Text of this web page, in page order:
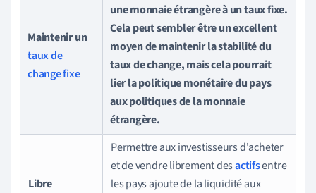
Maintenir un
taux de
change fixe
une monnaie étrangère à un taux fixe.
Cela peut sembler être un excellent
moyen de maintenir la stabilité du
taux de change, mais cela pourrait
lier la politique monétaire du pays
aux politiques de la monnaie
étrangère.
Libre
Permettre aux investisseurs d'acheter
et de vendre librement desactifsentre
les pays ajoute de la liquidité aux